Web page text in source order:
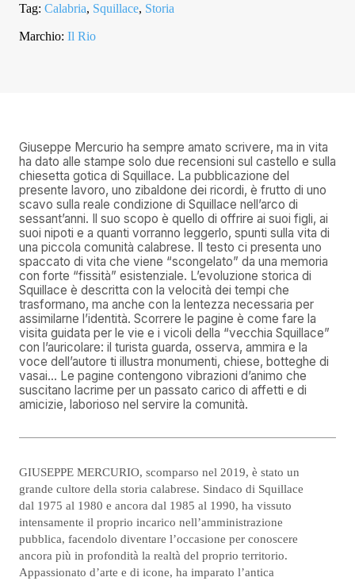
Tag: Calabria, Squillace, Storia
Marchio: Il Rio
Giuseppe Mercurio ha sempre amato scrivere, ma in vita
ha dato alle stampe solo due recensioni sul castello e sulla
chiesetta gotica di Squillace. La pubblicazione del
presente lavoro, uno zibaldone dei ricordi, è frutto di uno
scavo sulla reale condizione di Squillace nell’arco di
sessant’anni. Il suo scopo è quello di offrire ai suoi figli, ai
suoi nipoti e a quanti vorranno leggerlo, spunti sulla vita di
una piccola comunità calabrese. Il testo ci presenta uno
spaccato di vita che viene “scongelato” da una memoria
con forte “fissità” esistenziale. L’evoluzione storica di
Squillace è descritta con la velocità dei tempi che
trasformano, ma anche con la lentezza necessaria per
assimilarne l’identità. Scorrere le pagine è come fare la
visita guidata per le vie e i vicoli della “vecchia Squillace”
con l’auricolare: il turista guarda, osserva, ammira e la
voce dell’autore ti illustra monumenti, chiese, botteghe di
vasai… Le pagine contengono vibrazioni d’animo che
suscitano lacrime per un passato carico di affetti e di
amicizie, laborioso nel servire la comunità.
GIUSEPPE MERCURIO, scomparso nel 2019, è stato un
grande cultore della storia calabrese. Sindaco di Squillace
dal 1975 al 1980 e ancora dal 1985 al 1990, ha vissuto
intensamente il proprio incarico nell’amministrazione
pubblica, facendolo diventare l’occasione per conoscere
ancora più in profondità la realtà del proprio territorio.
Appassionato d’arte e di icone, ha imparato l’antica